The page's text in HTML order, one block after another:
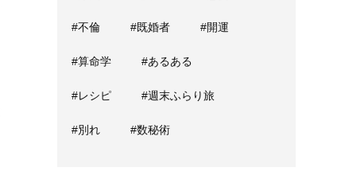
#不倫 #既婚者 #開運
#算命学 #あるある
#レシピ #週末ふらり旅
#別れ #数秘術